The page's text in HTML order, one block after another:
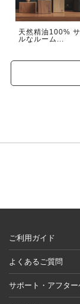
天然精油100%
ルなルーム...
ご利用ガイド
よくあるご質問
サポート・アフター